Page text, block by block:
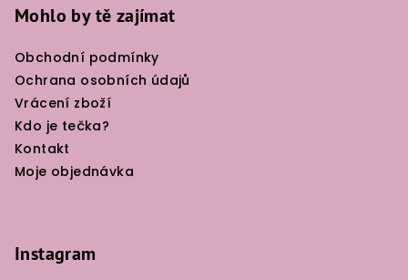
Mohlo by tě zajímat
Obchodní podmínky
Ochrana osobních údajů
Vrácení zboží
Kdo je tečka?
Kontakt
Moje objednávka
Instagram